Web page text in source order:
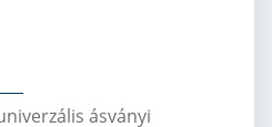
ásványi